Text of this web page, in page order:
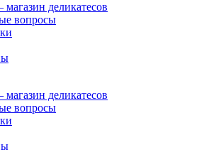
деликатесов
вопросы
деликатесов
вопросы